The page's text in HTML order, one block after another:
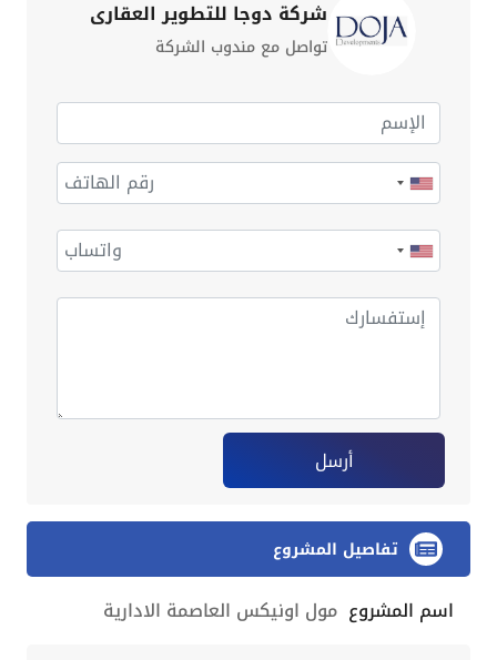
شركة دوجا للتطوير العقاري
تواصل مع مندوب الشركة
أرسل
تفاصيل المشروع
اسم المشروع مول اونيكس العاصمة الادارية